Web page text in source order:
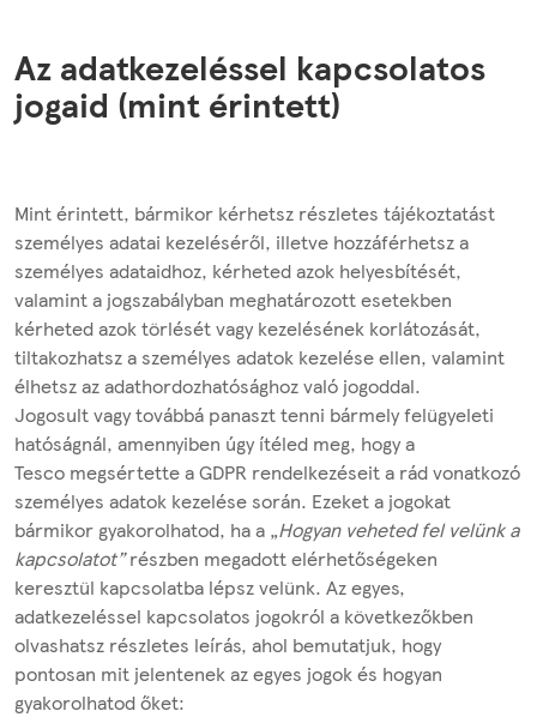
Az adatkezeléssel kapcsolatos
jogaid (mint érintett)
Mint érintett, bármikor kérhetsz részletes tájékoztatást
személyes adatai kezeléséről, illetve hozzáférhetsz a
személyes adataidhoz, kérheted azok helyesbítését,
valamint a jogszabályban meghatározott esetekben
kérheted azok törlését vagy kezelésének korlátozását,
tiltakozhatsz a személyes adatok kezelése ellen, valamint
élhetsz az adathordozhatósághoz való jogoddal.
Jogosult vagy továbbá panaszt tenni bármely felügyeleti
hatóságnál, amennyiben úgy ítéled meg, hogy a
Tesco megsértette a GDPR rendelkezéseit a rád vonatkozó
személyes adatok kezelése során. Ezeket a jogokat
bármikor gyakorolhatod, ha a „Hogyan veheted fel velünk a
kapcsolatot”részben megadott elérhetőségeken
keresztül kapcsolatba lépsz velünk. Az egyes,
adatkezeléssel kapcsolatos jogokról a következőkben
olvashatsz részletes leírás, ahol bemutatjuk, hogy
pontosan mit jelentenek az egyes jogok és hogyan
gyakorolhatod őket: